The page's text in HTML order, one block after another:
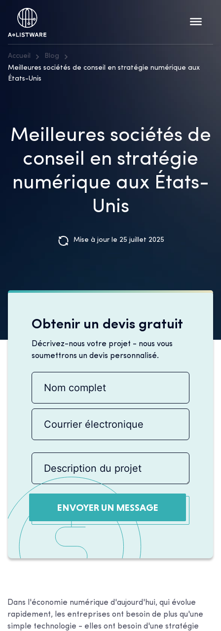
Accueil
Blog
Meilleures sociétés de conseil en stratégie numérique aux
États-Unis
Meilleures sociétés de
conseil en stratégie
numérique aux États-
Unis
Mise à jour le 25 juillet 2025
Obtenir un devis gratuit
Décrivez-nous votre projet - nous vous
soumettrons un devis personnalisé.
ENVOYER UN MESSAGE
Dans l'économie numérique d'aujourd'hui, qui évolue
rapidement, les entreprises ont besoin de plus qu'une
simple technologie - elles ont besoin d'une stratégie